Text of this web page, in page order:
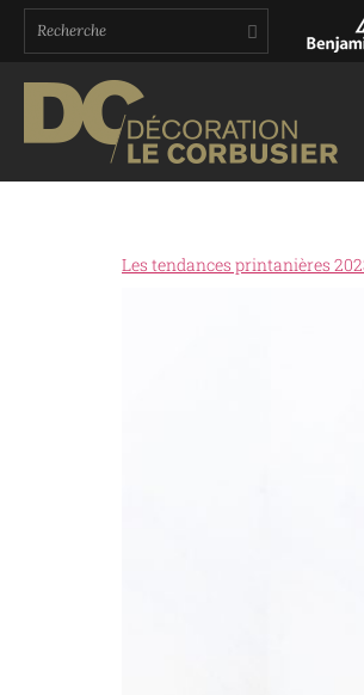
Les tendances printanières